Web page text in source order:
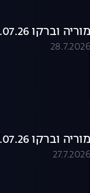
וברקו 28.07.26 - התכנית המלאה
28.7.2026
וברקו 27.07.26 - התכנית המלאה
27.7.2026